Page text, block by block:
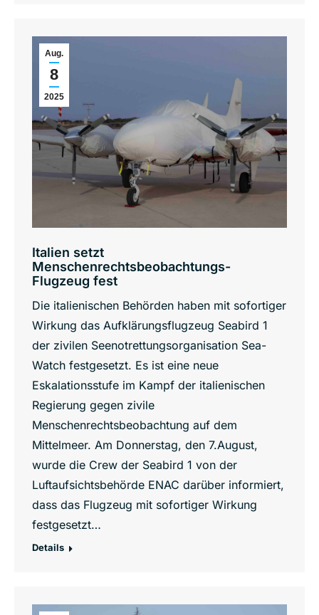
Aug.
8
2025
Italien setzt
Menschenrechtsbeobachtungs-
Flugzeug fest
Die italienischen Behörden haben mit sofortiger
Wirkung das Aufklärungsflugzeug Seabird 1
der zivilen Seenotrettungsorganisation Sea-
Watch festgesetzt. Es ist eine neue
Eskalationsstufe im Kampf der italienischen
Regierung gegen zivile
Menschenrechtsbeobachtung auf dem
Mittelmeer. Am Donnerstag, den 7.August,
wurde die Crew der Seabird 1 von der
Luftaufsichtsbehörde ENAC darüber informiert,
dass das Flugzeug mit sofortiger Wirkung
festgesetzt…
Details